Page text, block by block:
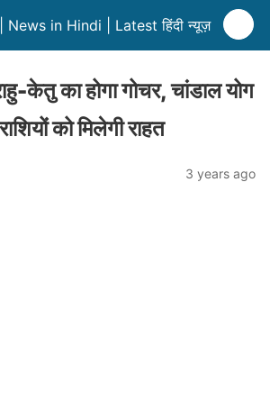
in Hindi | Latest हिंदी न्यूज़
केतु का होगा गोचर, चांडाल योग
को मिलेगी राहत
3 years ago